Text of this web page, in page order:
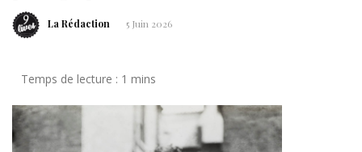
La Rédaction 5 Juin 2026